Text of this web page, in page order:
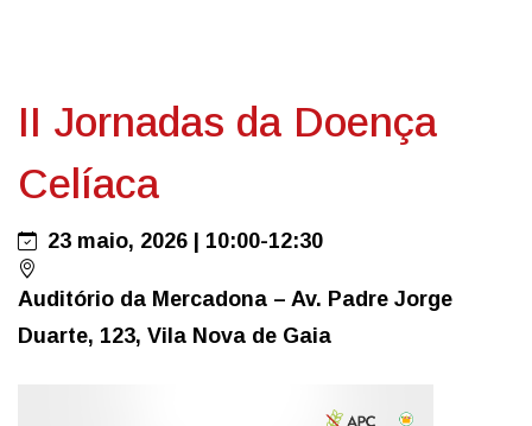
II Jornadas da Doença
Celíaca
23 maio, 2026 | 10:00-12:30
Auditório da Mercadona – Av. Padre Jorge
Duarte, 123, Vila Nova de Gaia